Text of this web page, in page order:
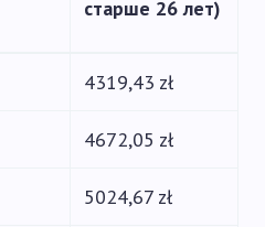
старше 26 лет)
4319,43 zł
4672,05 zł
5024,67 zł